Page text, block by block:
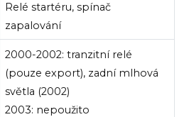
Relé startéru, spínač
zapalování
2000-2002: tranzitní relé
(pouze export), zadní mlhová
světla (2002)
2003: nepoužito